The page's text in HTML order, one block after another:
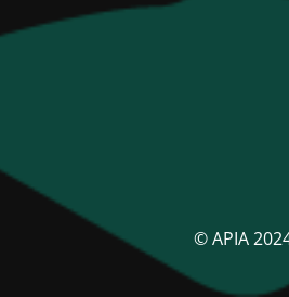
© APIA